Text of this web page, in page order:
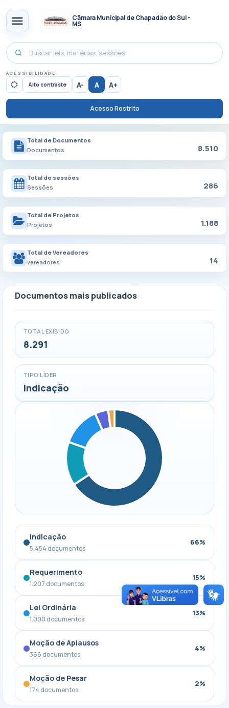
Câmara Municipal de Chapadão do Sul -
MS
ACESSIBILIDADE
Alto contraste A- A A+
Acesso Restrito
Total de Documentos
Documentos
8.510
Total de sessões
Sessões
286
Total de Projetos
Projetos
1.188
Total de Vereadores
vereadores
14
Documentos mais publicados
TOTAL EXIBIDO
8.291
TIPO LÍDER
Indicação
Indicação
5.454 documentos
66%
Requerimento
1.207 documentos
15%
Lei Ordinária
1.090 documentos
13%
Moção de Aplausos
366 documentos
4%
Moção de Pesar
174 documentos
2%